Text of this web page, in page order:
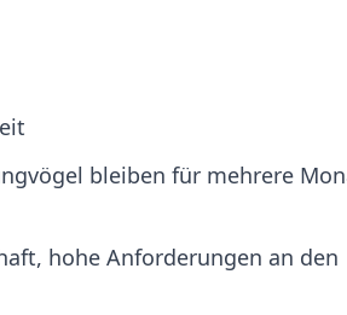
bleiben für mehrere
hohe Anforderungen an den